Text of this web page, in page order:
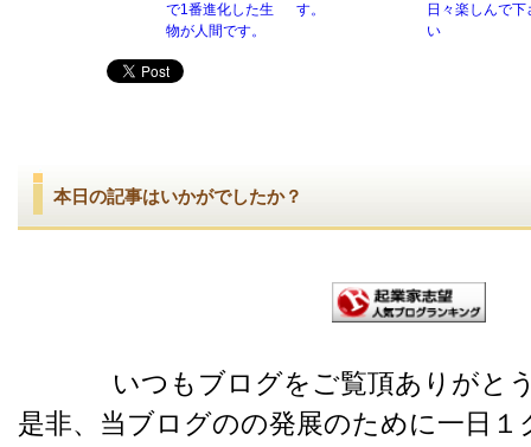
で1番進化した生
物が人間です。
す。
日々楽しんで下
い
本日の記事はいかがでしたか？
いつもブログをご覧頂ありがと
是非、当ブログのの発展のために一日